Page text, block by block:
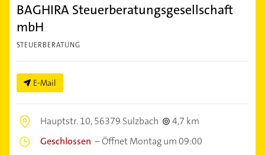
BAGHIRA Steuerberatungsgesellschaft
mbH
STEUERBERATUNG
E-Mail
Hauptstr. 10,56379 Sulzbach
4,7 km
Geschlossen –Öffnet Montag um 09:00